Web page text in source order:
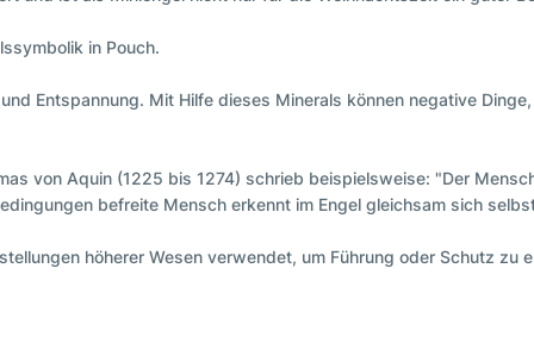
in Pouch.
Entspannung. Mit Hilfe dieses Minerals können negative
von Aquin (1225 bis 1274) schrieb beispielsweise: "Der
befreite Mensch erkennt im Engel gleichsam sich
höherer Wesen verwendet, um Führung oder Schutz zu